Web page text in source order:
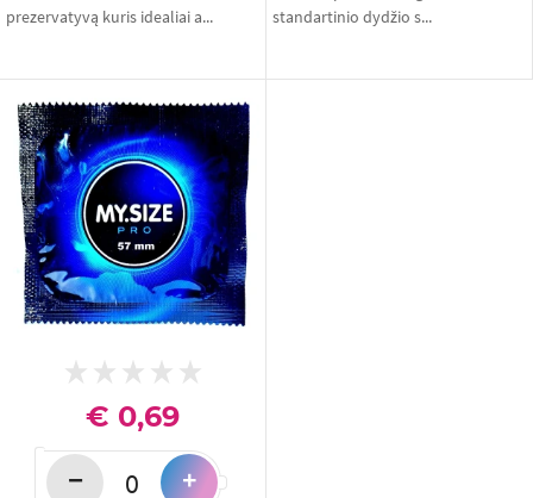
prezervatyvą kuris idealiai a...
standartinio dydžio s...
€ 0,69
− +